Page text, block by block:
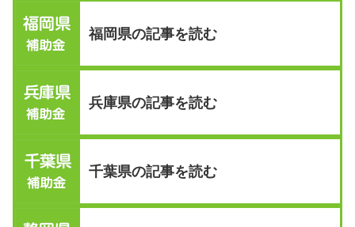
福岡県の記事を読む
兵庫県の記事を読む
千葉県の記事を読む